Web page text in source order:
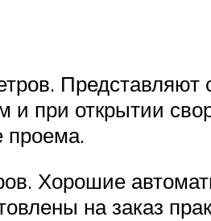
Представляют
и при открытии
проема.
Хорошие
на заказ